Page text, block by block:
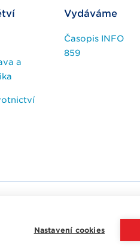
a
Vydáváme
Časopis INFO
859
Nastavení cookies